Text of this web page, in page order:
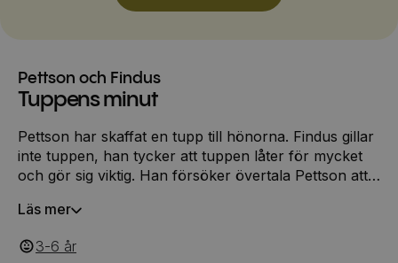
Pettson och Findus
Tuppens minut
Pettson har skaffat en tupp till hönorna. Findus gillar
inte tuppen, han tycker att tuppen låter för mycket
och gör sig viktig. Han försöker övertala Pettson att
försöker Findus att få tuppen att sluta gala. Han gör
är inte mycket alls!) och påstår att det är Pettsons
Läs mer
3-6 ‎‎ år